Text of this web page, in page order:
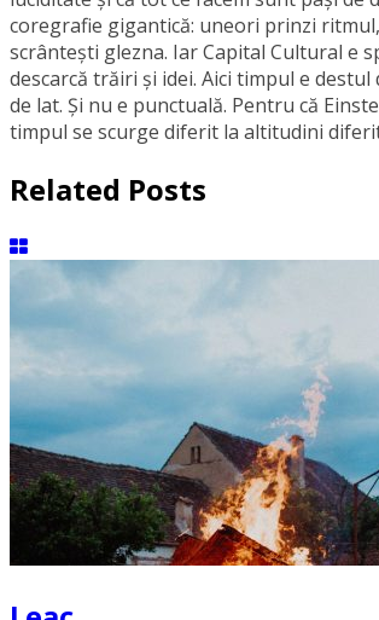
coregrafie gigantică: uneori prinzi
scrântești glezna. Iar Capital Cultural e
descarcă trăiri și idei. Aici timpul e destul
de lat. Și nu e punctuală. Pentru că
timpul se scurge diferit la altitudini
Related Posts